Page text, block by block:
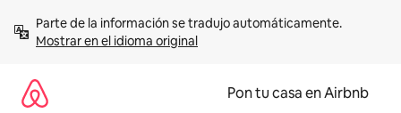
contenidoMostrar en el idioma original
Pon tu casa en Airbnb